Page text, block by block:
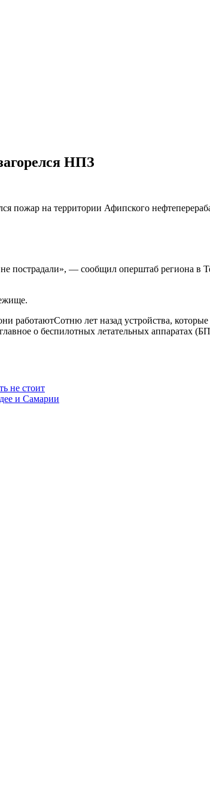
НПЗ
пожар на территории Афипского
пострадали», — сообщил оперштаб региона в
работаютСотню лет назад устройства,
о беспилотных летательных
не стоит
и Самарии